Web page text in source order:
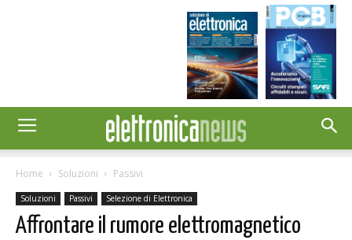
Home Soluzioni Passivi
Soluzioni Passivi Selezione di Elettronica
Affrontare il rumore elettromagnetico